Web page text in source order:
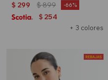
+ 3 colores
$ 299 $899 66
$ 254